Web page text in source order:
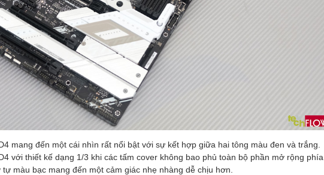
mang đến một cái nhìn rất nổi bật với sự kết hợp giữa hai tông màu đen và trắng.
với thiết kế dạng 1/3 khi các tấm cover không bao phủ toàn bộ phần mở rộng phía
màu bạc mang đến một cảm giác nhẹ nhàng dễ chịu hơn.